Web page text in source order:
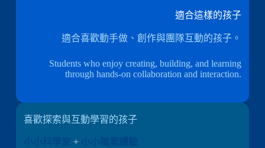
適合這樣的孩子
適合喜歡動手做、創作與團隊互動的孩子。
Students who enjoy creating, building, and learning
through hands-on collaboration and interaction.
喜歡探索與互動學習的孩子
小小科學家 + 小小職業體驗